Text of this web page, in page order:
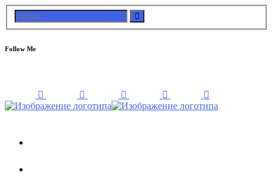
Follow Me